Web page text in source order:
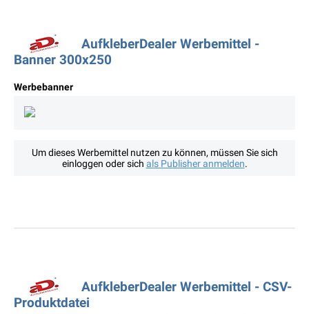
AufkleberDealer Werbemittel -
Banner 300x250
Werbebanner
Um dieses Werbemittel nutzen zu können, müssen Sie sich
einloggen oder sich als Publisher anmelden.
AufkleberDealer Werbemittel - CSV-
Produktdatei